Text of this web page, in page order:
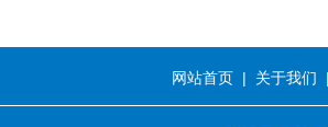
网站首页 | 关于我们